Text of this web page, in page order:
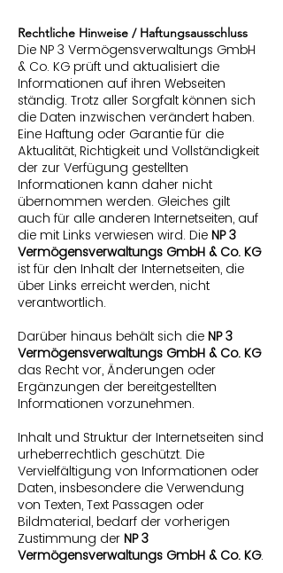
Rechtliche Hinweise / Haftungsausschluss
Die NP 3 Vermögensverwaltungs GmbH
& Co. KG prüft und aktualisiert die
Informationen auf ihren Webseiten
ständig. Trotz aller Sorgfalt können sich
die Daten inzwischen verändert haben.
Eine Haftung oder Garantie für die
Aktualität, Richtigkeit und Vollständigkeit
der zur Verfügung gestellten
Informationen kann daher nicht
übernommen werden. Gleiches gilt
auch für alle anderen Internetseiten, auf
die mit Links verwiesen wird. Die NP 3
Vermögensverwaltungs GmbH & Co. KG
ist für den Inhalt der Internetseiten, die
über Links erreicht werden, nicht
verantwortlich.
Darüber hinaus behält sich die NP 3
Vermögensverwaltungs GmbH & Co. KG
das Recht vor, Änderungen oder
Ergänzungen der bereitgestellten
Informationen vorzunehmen.
Inhalt und Struktur der Internetseiten sind
urheberrechtlich geschützt. Die
Vervielfältigung von Informationen oder
Daten, insbesondere die Verwendung
von Texten, Text Passagen oder
Bildmaterial, bedarf der vorherigen
Zustimmung der NP 3
Vermögensverwaltungs GmbH & Co. KG.